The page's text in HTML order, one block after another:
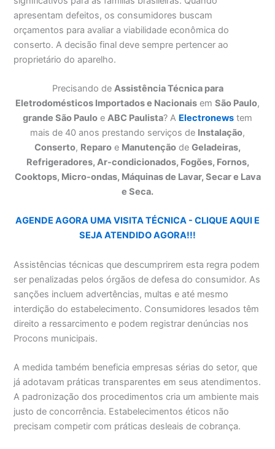
apresentam defeitos, os consumidores buscam
orçamentos para avaliar a viabilidade econômica do
conserto. A decisão final deve sempre pertencer ao
proprietário do aparelho.
Precisando de Assistência Técnica para
Eletrodomésticos Importados e Nacionais em São Paulo,
grande São Paulo e ABC Paulista? A Electronews tem
mais de 40 anos prestando serviços de Instalação,
Conserto, Reparo e Manutenção de Geladeiras,
Refrigeradores, Ar-condicionados, Fogões, Fornos,
Cooktops, Micro-ondas, Máquinas de Lavar, Secar e Lava
e Seca.
AGENDE AGORA UMA VISITA TÉCNICA - CLIQUE AQUI E
SEJA ATENDIDO AGORA!!!
Assistências técnicas que descumprirem esta regra podem
ser penalizadas pelos órgãos de defesa do consumidor. As
sanções incluem advertências, multas e até mesmo
interdição do estabelecimento. Consumidores lesados têm
direito a ressarcimento e podem registrar denúncias nos
Procons municipais.
A medida também beneficia empresas sérias do setor, que
já adotavam práticas transparentes em seus atendimentos.
A padronização dos procedimentos cria um ambiente mais
justo de concorrência. Estabelecimentos éticos não
precisam competir com práticas desleais de cobrança.